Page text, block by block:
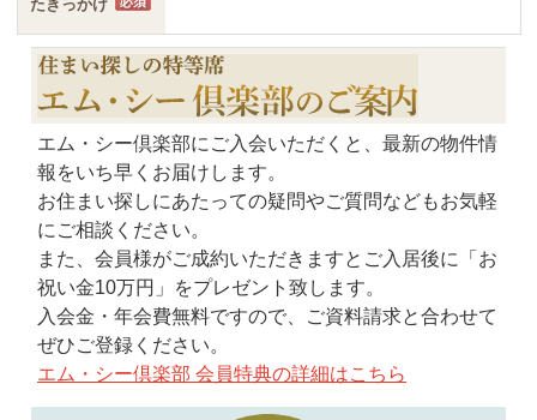
たきっかけ
エム・シー倶楽部にご入会いただくと、最新の物件情
報をいち早くお届けします。
お住まい探しにあたっての疑問やご質問などもお気軽
にご相談ください。
また、会員様がご成約いただきますとご入居後に「お
祝い金10万円」をプレゼント致します。
入会金・年会費無料ですので、ご資料請求と合わせて
ぜひご登録ください。
エム・シー倶楽部 会員特典の詳細はこちら